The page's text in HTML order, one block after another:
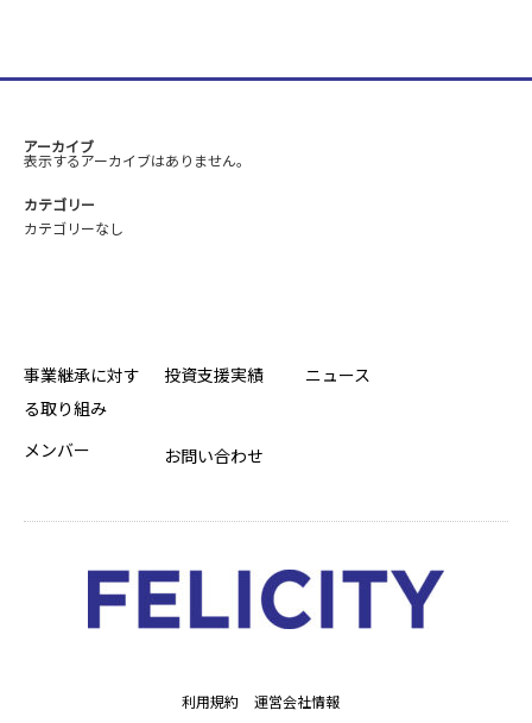
アーカイブ
表示するアーカイブはありません。
カテゴリー
カテゴリーなし
事業継承に対す
る取り組み
メンバー
投資支援実績 ニュース
お問い合わせ
利用規約 運営会社情報